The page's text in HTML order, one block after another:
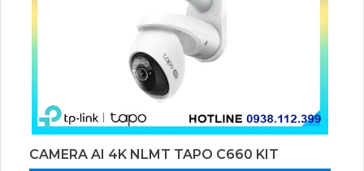
ưu hóa mạng truy cập không dây.Roaming công
nghệ Wifi Marketing là giải pháp hiệu quả giúp các
doanh nghiệp tiếp cận khách hàng một cách dễ
dàng và nhanh chóng. Thông qua trang bị Roaming
của Switch RG-NBS7006, thiết bị nối mạng này giúp
tối ưu hóa quản lý và kết nối mạng trong môi trường
công nghệ Wifi Marketing, người dùng có thể trải
CAMERA AI 4K NLMT TAPO C660 KIT